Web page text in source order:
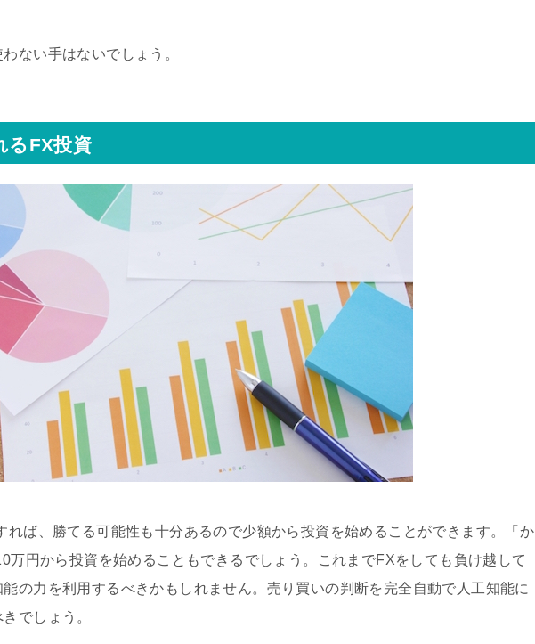
ない手はないでしょう。
るFX投資
れば、勝てる可能性も十分あるので少額から投資を始めることができます。「か
万円から投資を始めることもできるでしょう。これまでFXをしても負け越して
の力を利用するべきかもしれません。売り買いの判断を完全自動で人工知能に
でしょう。